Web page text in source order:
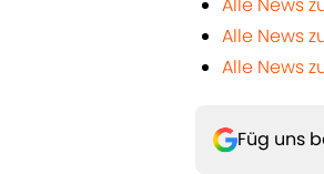
Alle News
Alle News
Alle News
Füg uns